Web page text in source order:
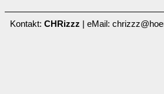
Kontakt: CHRizzz | eMail: